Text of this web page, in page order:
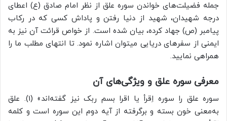
جمله فضیلت‌های خواندن سوره علق از نظر امام صادق (ع) اعطای
درجه شهیدان، شهید از دنیا رفتن و پاداش کسی که در رکاب
پیامبر (ص) جهاد کرده، بیان شده است. از خواص قرائت آن نیز به
ایمنی از سفرهای دریایی میتوان اشاره نمود. تا انتهای مطلب ما را
همراهی نمایید.
معرفی سوره علق و ویژگی‌های آن
سوره علق را سوره اِقرأ یا اقرا بسم ربک نیز گفته‌اند» (1). علق
به‌معنی خون بسته و برگرفته از آیه دوم این سوره است و کلمه